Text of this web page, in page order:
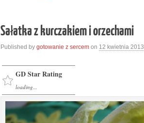
Sałatka z kurczakiem i orzechami
Published by gotowanie z sercem on 12 kwietnia 2013
GD Star Rating
loading...